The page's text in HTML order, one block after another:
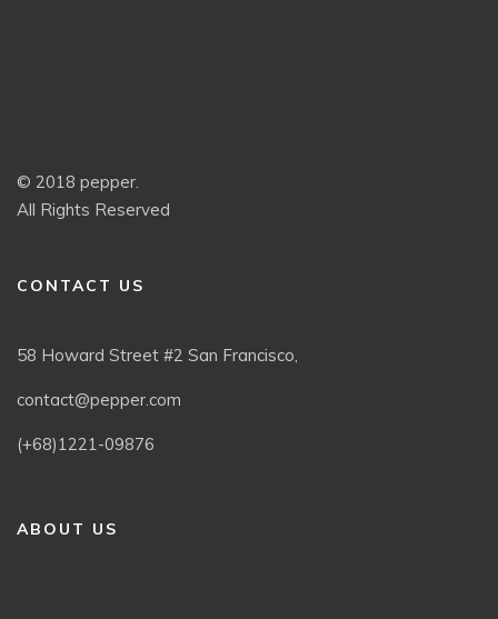
© 2018 pepper.
All Rights Reserved
CONTACT US
58 Howard Street #2 San Francisco,
contact@pepper.com
(+68)1221-09876
ABOUT US